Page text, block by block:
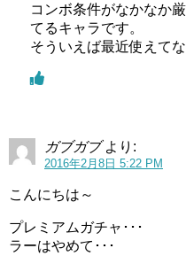
コンボ条件がなかなか
てるキャラです。
そういえば最近使えて
ガブガブ より:
2016年2月8日 5:22 PM
こんにちは～
プレミアムガチャ･･･
ラーはやめて･･･